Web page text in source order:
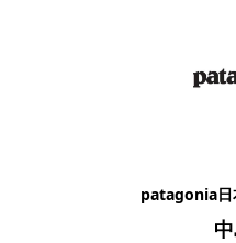
patagonia日